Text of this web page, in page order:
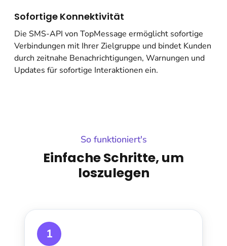
Sofortige Konnektivität
Die SMS-API von TopMessage ermöglicht sofortige
Verbindungen mit Ihrer Zielgruppe und bindet Kunden
durch zeitnahe Benachrichtigungen, Warnungen und
Updates für sofortige Interaktionen ein.
So funktioniert's
Einfache Schritte, um
loszulegen
1